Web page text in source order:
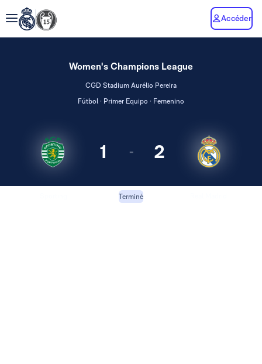
Accéder
Women's Champions League
CGD Stadium Aurélio Pereira
Fútbol · Primer Equipo · Femenino
1 - 2
Terminé